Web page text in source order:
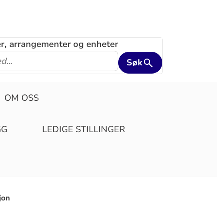
arrangementer og enheter
Søk
OM OSS
LEDIGE STILLINGER